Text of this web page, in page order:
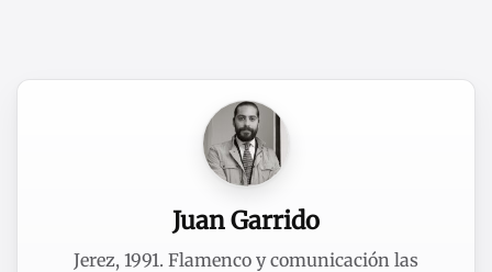
Juan Garrido
Jerez, 1991. Flamenco y comunicación las